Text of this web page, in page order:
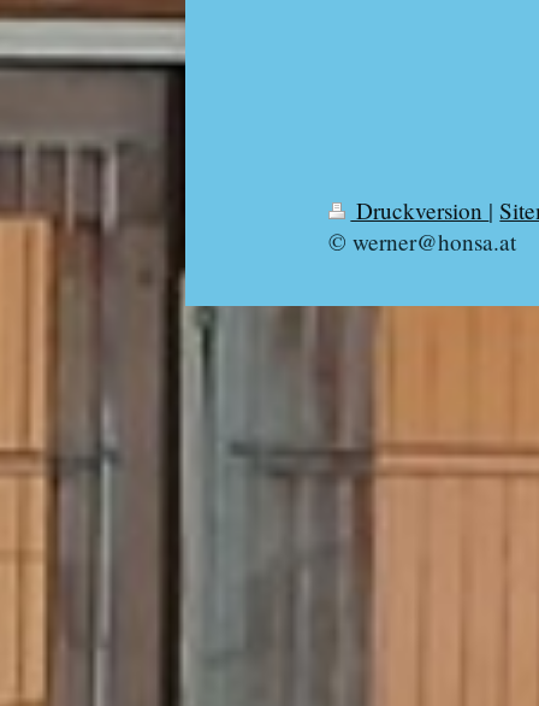
Druckversion |
© werner@honsa.at